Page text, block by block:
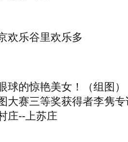
欢乐谷里欢乐多
球的惊艳美女！（组图）
大赛三等奖获得者李隽专
庄--上苏庄